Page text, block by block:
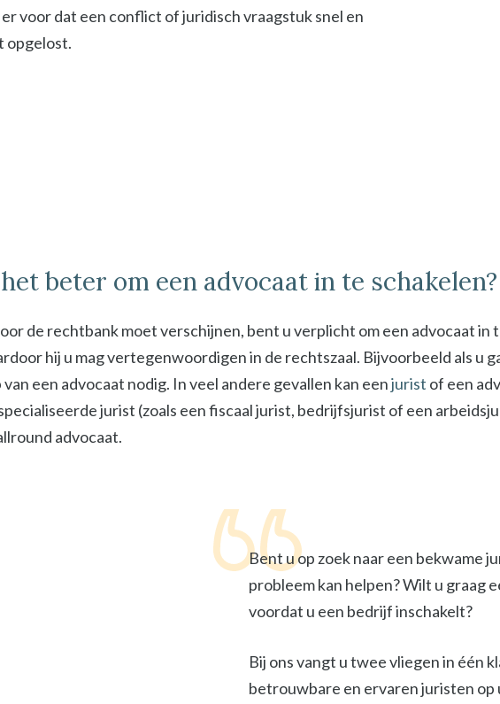
voor dat een conflict of juridisch vraagstuk snel en
opgelost.
beter om een advocaat in te schakelen?
de rechtbank moet verschijnen, bent u verplicht om een advocaat
hij u mag vertegenwoordigen in de rechtszaal. Bijvoorbeeld als u
een advocaat nodig. In veel andere gevallen kan eenjurist of een
jurist (zoals een fiscaal jurist, bedrijfsjurist of een
advocaat.
Bent u op zoek naar een bekwame
probleem kan helpen? Wilt u graag
voordat u een bedrijf inschakelt?
Bij ons vangt u twee vliegen in één
betrouwbare en ervaren juristen op